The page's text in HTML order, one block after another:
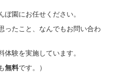
園にお任せください。
ったこと、なんでもお問い合わ
験を実施しています。
無料です。）